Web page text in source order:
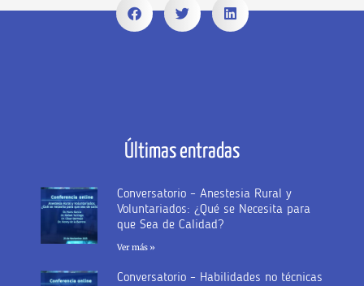
Últimas entradas
Conversatorio – Anestesia Rural y
Voluntariados: ¿Qué se Necesita para
que Sea de Calidad?
Ver más »
Conversatorio – Habilidades no técnicas